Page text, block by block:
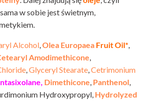
w sobie jest świetnym,
Alcohol,Olea Europaea Fruit Oil*,
Amodimethicone,
,Glyceryl Stearate,Cetrimonium
Dimethicone, Panthenol,
Hydroxypropyl, Hydrolyzed